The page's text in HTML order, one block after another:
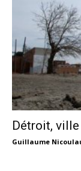
Détroit,
Guillaume